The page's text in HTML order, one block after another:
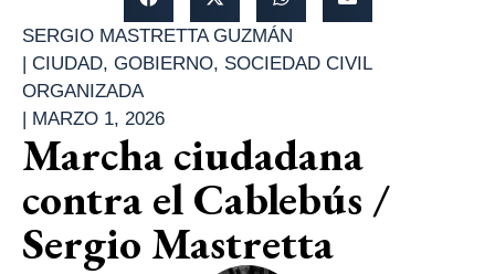
SERGIO MASTRETTA GUZMÁN
| CIUDAD, GOBIERNO, SOCIEDAD CIVIL
ORGANIZADA
| MARZO 1, 2026
Marcha ciudadana
contra el Cablebús /
Sergio Mastretta